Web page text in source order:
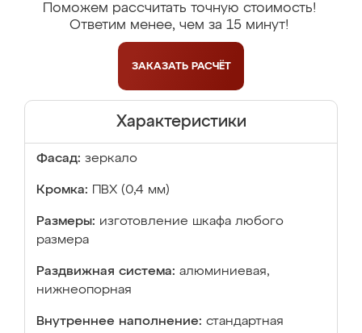
Поможем рассчитать точную стоимость!
Ответим менее, чем за 15 минут!
ЗАКАЗАТЬ РАСЧЁТ
Характеристики
Фасад: зеркало
Кромка: ПВХ (0,4 мм)
Размеры: изготовление шкафа любого
размера
Раздвижная система: алюминиевая,
нижнеопорная
Внутреннее наполнение: стандартная